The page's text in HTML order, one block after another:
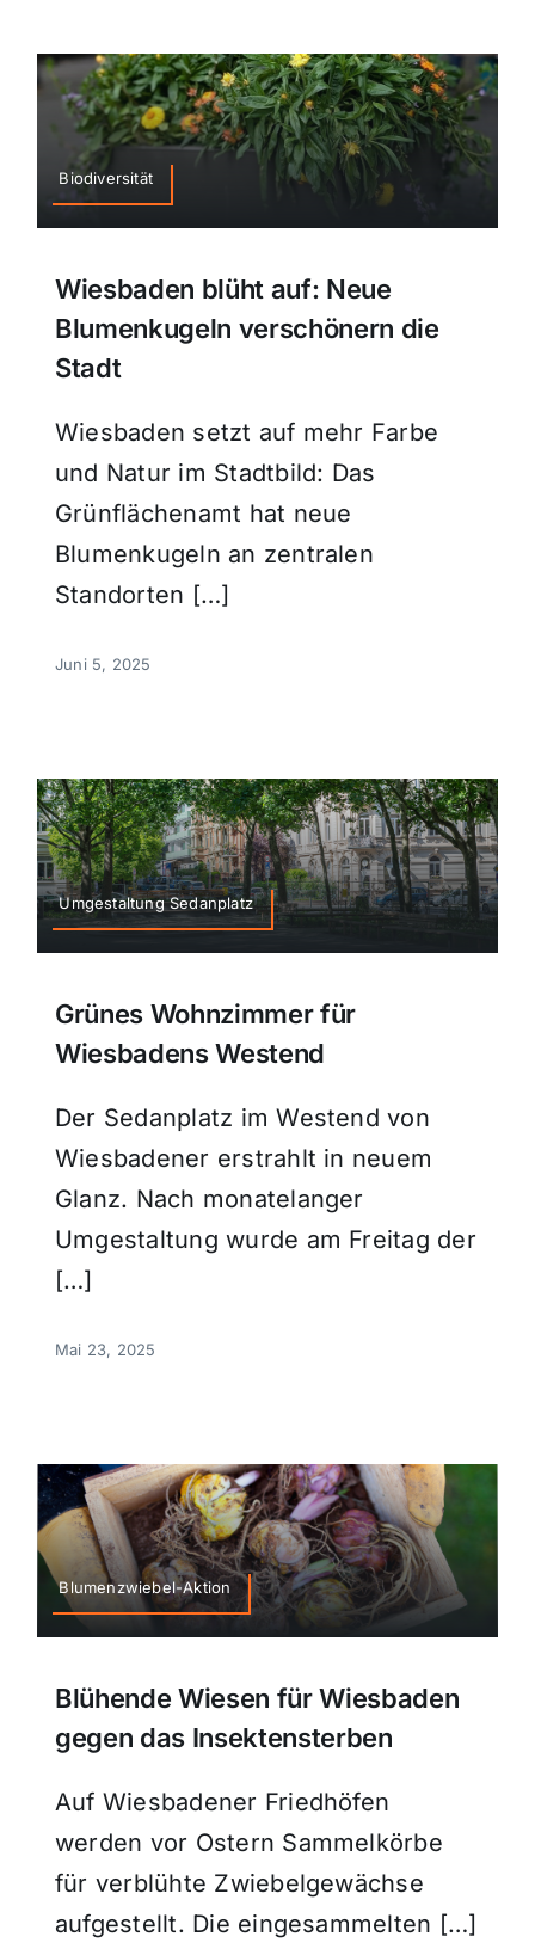
Biodiversität
Wiesbaden blüht auf: Neue
Blumenkugeln verschönern die
Stadt
Wiesbaden setzt auf mehr Farbe
und Natur im Stadtbild: Das
Grünflächenamt hat neue
Blumenkugeln an zentralen
Standorten […]
Juni 5, 2025
Umgestaltung Sedanplatz
Grünes Wohnzimmer für
Wiesbadens Westend
Der Sedanplatz im Westend von
Wiesbadener erstrahlt in neuem
Glanz. Nach monatelanger
Umgestaltung wurde am Freitag der
[…]
Mai 23, 2025
Blumenzwiebel-Aktion
Blühende Wiesen für Wiesbaden
gegen das Insektensterben
Auf Wiesbadener Friedhöfen
werden vor Ostern Sammelkörbe
für verblühte Zwiebelgewächse
aufgestellt. Die eingesammelten […]